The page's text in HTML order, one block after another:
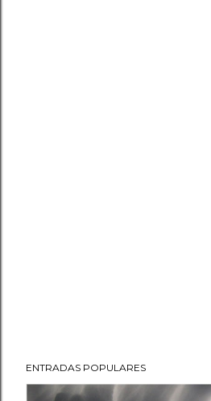
ENTRADAS POPULARES